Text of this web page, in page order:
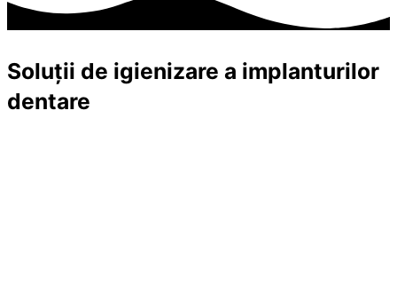
Soluții de igienizare a implanturilor
dentare